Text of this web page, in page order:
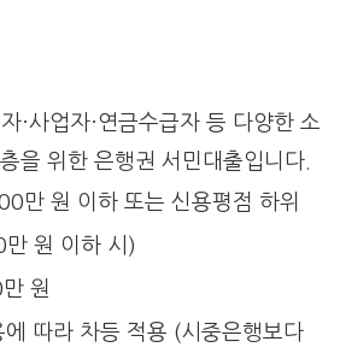
·사업자·연금수급자 등 다양한 소
을 위한 은행권 서민대출입니다.
만 원 이하 또는 신용평점 하위
원 이하 시)
원
에 따라 차등 적용 (시중은행보다